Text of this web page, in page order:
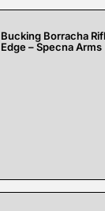
Bucking Borracha
Edge – Specna Arms